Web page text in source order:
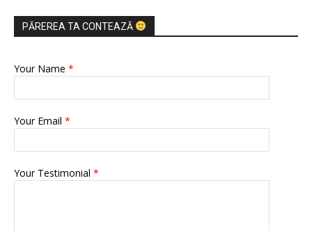
PĂREREA TA CONTEAZĂ
Your Name *
Your Email *
Your Testimonial *